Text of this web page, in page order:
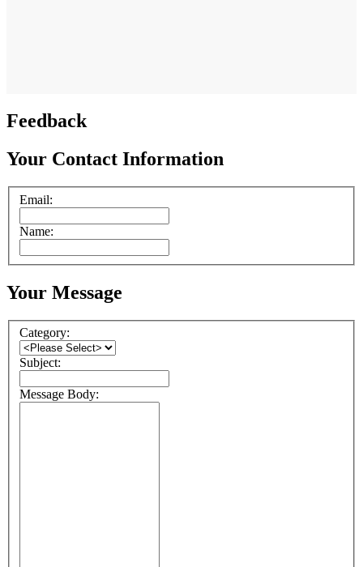
Feedback
Your Contact Information
Email:
Name:
Your Message
Category:
Subject:
Message Body: